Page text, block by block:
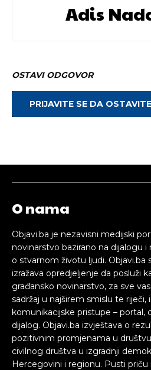
Adis
OSTAVI ODGOVOR
PRIJAVITE SE DA
O nama
Objavi.ba je nezavisni medijski
novinarstvo bazirano na dijalogu i
o stvarnom životu ljudi. Objavi.ba
izražava opredjeljenje da posluži
građansko novinarstvo, za sve
sadržaj u najširem smislu te riječi,
komunikacijske pristupe – portal,
dijalog. Objavi.ba izvještava o
pozitivnim promjenama u
civilnog društva u izgradnji
Hercegovini i regionu. Pusti priču